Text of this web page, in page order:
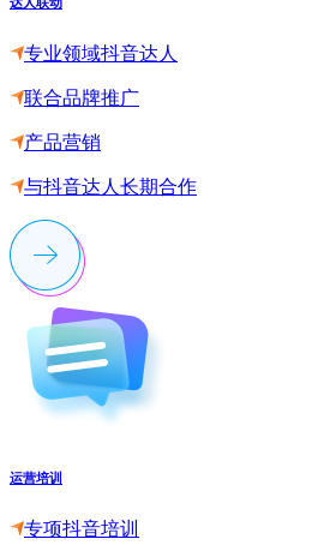
达人联动
专业领域抖音达人
联合品牌推广
产品营销
与抖音达人长期合作
运营培训
专项抖音培训